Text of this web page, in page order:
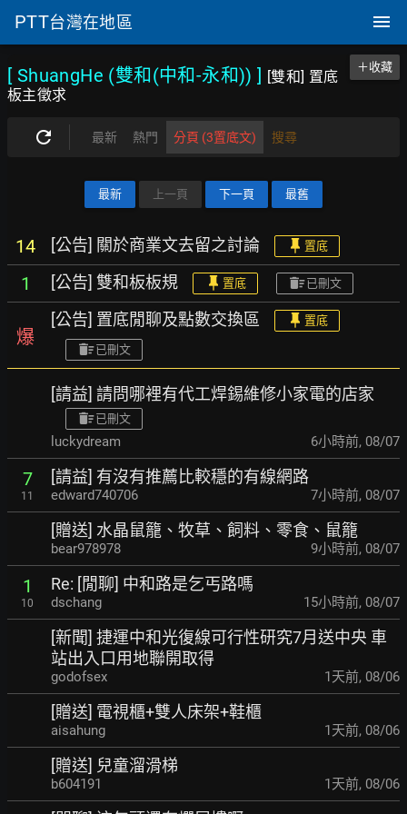
PTT台灣在地區
[ ShuangHe (雙和(中和-永和)) ]
[雙和] 置底
板主徵求
＋收藏
最新 熱門 分頁 (3置底文) 搜尋
最新 上一頁 下一頁 最舊
14 [公告] 關於商業文去留之討論 置底
1 [公告] 雙和板板規 置底 已刪文
爆
[公告] 置底閒聊及點數交換區 置底
已刪文
[請益] 請問哪裡有代工焊錫維修小家電的店家
已刪文
luckydream 6小時前, 08/07
7
11
[請益] 有沒有推薦比較穩的有線網路
edward740706 7小時前, 08/07
[贈送] 水晶鼠籠、牧草、飼料、零食、鼠籠
bear978978 9小時前, 08/07
1
10
Re: [閒聊] 中和路是乞丐路嗎
dschang 15小時前, 08/07
[新聞] 捷運中和光復線可行性研究7月送中央 車
站出入口用地聯開取得
godofsex 1天前, 08/06
[贈送] 電視櫃+雙人床架+鞋櫃
aisahung 1天前, 08/06
[贈送] 兒童溜滑梯
b604191 1天前, 08/06